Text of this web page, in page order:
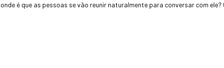
é que as pessoas se vão reunir naturalmente para conversar com